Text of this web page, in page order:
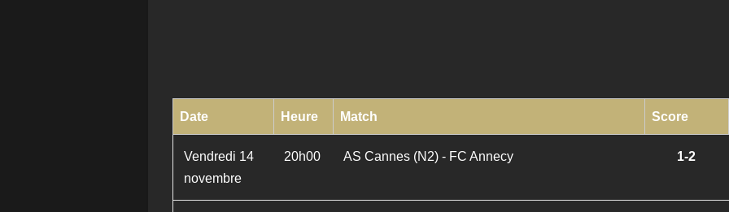
Date Heure Match Score
Vendredi 14
novembre
20h00 AS Cannes (N2) - FC Annecy 1-2